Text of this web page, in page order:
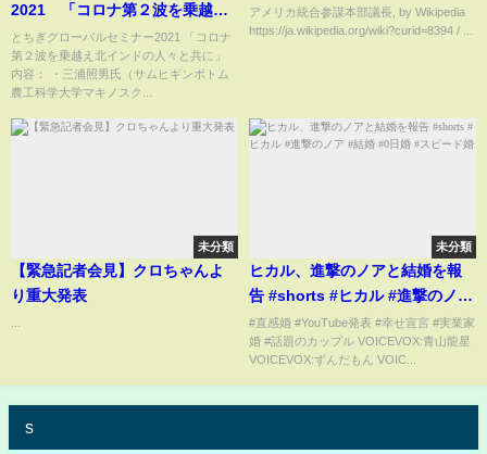
2021 「コロナ第２波を乗越え
北インドの人々と共に」
とちぎグローバルセミナー2021 「コロナ
第２波を乗越え北インドの人々と共に」
内容： ・三浦照男氏（サムヒギンボトム
農工科学大学マキノスク...
アメリカ統合参謀本部議長, by Wikipedia
https://ja.wikipedia.org/wiki?curid=8394 / ...
未分類
【緊急記者会見】クロちゃんよ
り重大発表
未分類
ヒカル、進撃のノアと結婚を報
告 #shorts #ヒカル #進撃のノア
#結婚 #0日婚 #スピード婚
#直感婚 #YouTube発表 #幸せ宣言 #実業家
婚 #話題のカップル VOICEVOX:青山龍星
VOICEVOX:ずんだもん VOIC...
s